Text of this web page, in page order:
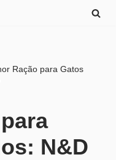
Ração para Gatos
N&D